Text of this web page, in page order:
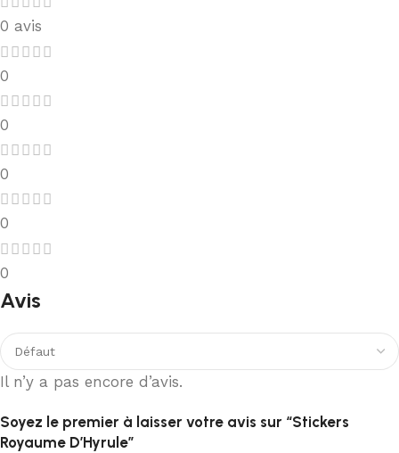
0 avis
0
0
0
0
0
Avis
Il n’y a pas encore d’avis.
Soyez le premier à laisser votre avis sur “Stickers
Royaume D’Hyrule”